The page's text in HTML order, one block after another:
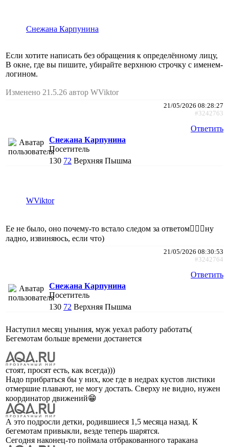
Снежана Карпунина
Если хотите написать без обращения к определённому лицу,
В окне, где вы пишите, убирайте верхнюю строчку с именем-
логином.
Изменено 21.5.26 автор WViktor
21/05/2026 08:28:27
#3242763
Ответить
Снежана Карпунина
Посетитель
130 72 Верхняя Пышма
WViktor
Ее не было, оно почему-то встало следом за ответом🤷🏼‍♀️ну
ладно, извиняюсь, если что)
21/05/2026 08:30:53
#3242764
Ответить
Снежана Карпунина
Посетитель
130 72 Верхняя Пышма
Наступил месяц уныния, муж уехал работу работать(
Бегемотам больше времени достанется
стоят, просят есть, как всегда)))
Надо прибраться бы у них, кое где в недрах кустов листики
отмершие плавают, не могу достать. Сверху не видно, нужен
координатор движений😁
А это подросли детки, родившиеся 1,5 месяца назад. К
бегемотам привыкли, везде теперь шарятся.
Сегодня наконец-то поймала отбракованного таракана